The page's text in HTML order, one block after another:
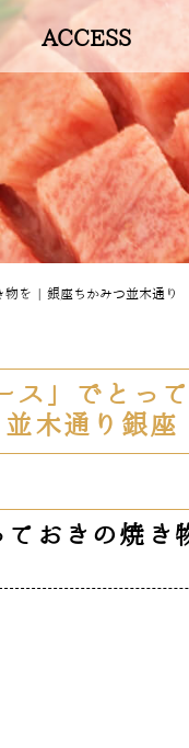
ACCESS
物を | 銀座ちかみつ並木通り
ス」でとっ
木通り銀座
ておきの焼